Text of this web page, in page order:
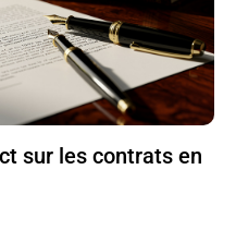
sur les contrats en